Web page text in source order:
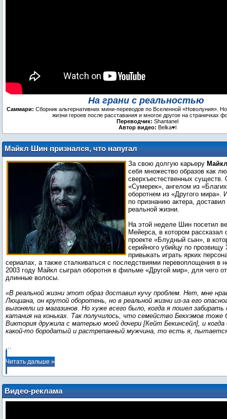
На грани с реальностью
Саммари: Сборник альтернативних мини-переводов по Вселенной «Новолуния».
жизни героев после расставания и многое другое на страничках
Переводчик: Shantanel
Автор видео: Belka♥l
Майкл Шин признался, что напугал
Викторию Бекхэм в образе Люциана из
«Другого мира»
За свою долгую карьеру
себя множество образов как
сверхъестественных
«Сумерек», ангелом из
оборотнем из «Другого мира».
по признанию актера,
реальной жизни.
На этой неделе Шин посетил
Мейерса, в котором
проекте «Блудный сын», в
серийного убийцу по прозвищу
привыкать играть ярких
сериалах, а также сталкиваться с последствиями перевоплощения в
2003 году Майкл сыграл оборотня в фильме «Другой мир», для чего
длинные волосы.
«В реальной жизни этот образ доставил кучу проблем. Нет, мне
Люциана, он крутой оборотень, но в реальной жизни из-за его
выгоняли из магазинов. Но хуже всего было, когда я пошел забирать
катания на коньках. Так получилось, что семейство Бекхэмов тоже
Виктория дружила с матерью моей дочери [Кейт Бекинсейл], и когда
какой-то бородатый и растрепанный мужчина, то есть я,
...
Читать дальше »
Видео-реклама